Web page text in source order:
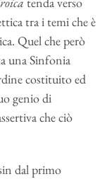
tra i temi che è
Quel che però
una Sinfonia
costituito ed
genio di
che ciò
dal primo